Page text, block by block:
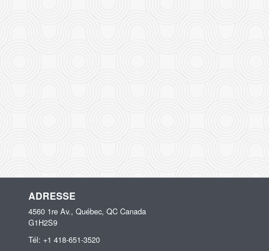
ADRESSE
4560 1re Av., Québec, QC Canada
G1H2S9
Tél: +1 418-651-3520